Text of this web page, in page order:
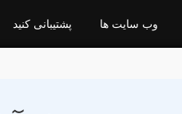
پشتیبانی کنید وب سایت ها